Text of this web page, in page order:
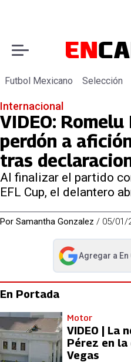
Futbol Mexicano Selección
Internacional
VIDEO:
perdón a
tras
Al finalizar el partido
EFL Cup, el delantero
Por Samantha Gonzalez / 05/01/
Agregar a
abre en nueva
En Portada
Motor
VIDEO | La
Pérez en la
Vegas